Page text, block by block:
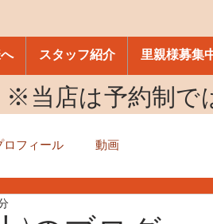
スタッフ紹介 里親様募集
​※当店は予約制で
ロフィール 動画